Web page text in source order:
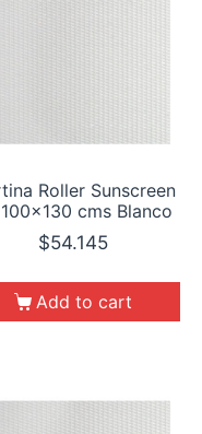
Roller Sunscreen
100×130 cms Blanco
$54.145
Add to cart